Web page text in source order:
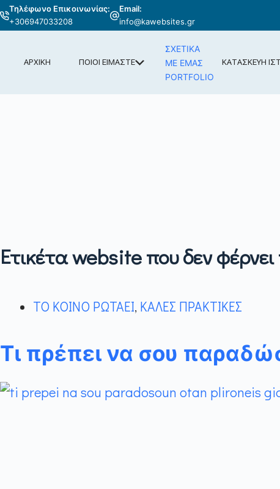
Τηλέφωνο Επικοινωνίας:
+306947033208
Email:
info@kawebsites.gr
ΑΡΧΙΚΗ ΠΟΙΟΙ ΕΙΜΑΣΤΕ
ΣΧΕΤΙΚΑ
ΜΕ ΕΜΑΣ
PORTFOLIO
ΚΑΤΑΣΚΕΥΗ
Ετικέταwebsite που δεν
ΤΟ ΚΟΙΝΟ ΡΩΤΑΕΙ, ΚΑΛΕΣ ΠΡΑΚΤΙΚΕΣ
Τι πρέπει να σου